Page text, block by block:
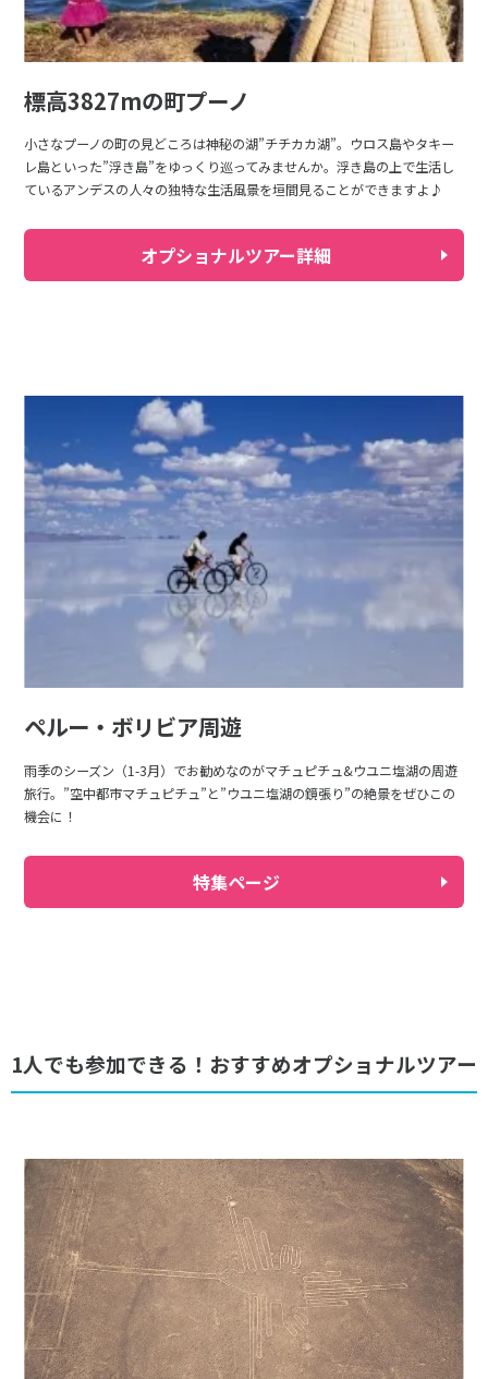
標高3827mの町プーノ
小さなプーノの町の見どころは神秘の湖”チチカカ湖”。ウロス島やタキー
レ島といった”浮き島”をゆっくり巡ってみませんか。浮き島の上で生活し
ているアンデスの人々の独特な生活風景を垣間見ることができますよ♪
オプショナルツアー詳細
ペルー・ボリビア周遊
雨季のシーズン（1-3月）でお勧めなのがマチュピチュ&ウユニ塩湖の周遊
旅行。”空中都市マチュピチュ”と”ウユニ塩湖の鏡張り”の絶景をぜひこの
機会に！
特集ページ
1人でも参加できる！おすすめオプショナルツアー